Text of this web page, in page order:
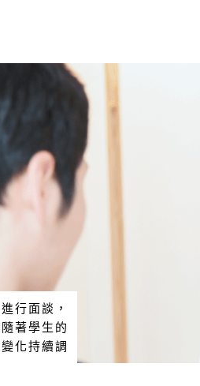
行面談，
著學生的
化持續調